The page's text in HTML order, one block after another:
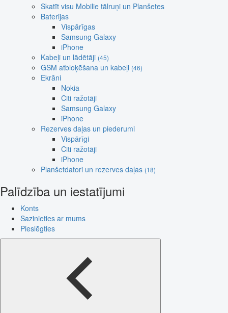
Skatīt visu Mobilie tālruņi un Planšetes
Baterijas
Vispārīgas
Samsung Galaxy
iPhone
Kabeļi un lādētāji (45)
GSM atbloķēšana un kabeļi (46)
Ekrāni
Nokia
Citi ražotāji
Samsung Galaxy
iPhone
Rezerves daļas un piederumi
Vispārīgi
Citi ražotāji
iPhone
Planšetdatori un rezerves daļas (18)
Palīdzība un iestatījumi
Konts
Sazinieties ar mums
Pieslēgties